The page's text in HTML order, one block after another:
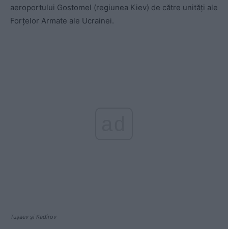
aeroportului Gostomel (regiunea Kiev) de către unități ale
Forțelor Armate ale Ucrainei.
Tușaev și Kadîrov